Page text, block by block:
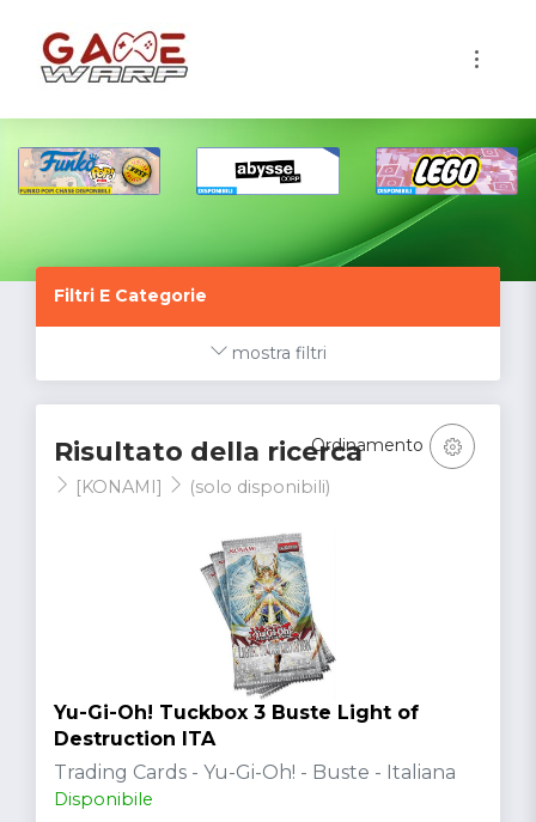
Filtri E Categorie
mostra filtri
Risultato della ricerca
[KONAMI] (solo disponibili)
Ordinamento
Yu-Gi-Oh! Tuckbox 3 Buste Light of
Destruction ITA
Trading Cards - Yu-Gi-Oh! - Buste - Italiana
Disponibile